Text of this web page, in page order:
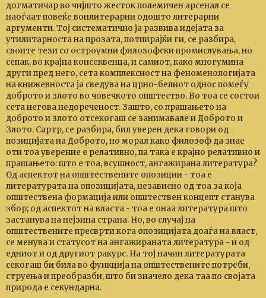
догматичар во чијшто жесток полемичен арсенал се
наоѓаат повеќе вонлитерарни одошто литерарни
аргументи. Тој систематично ја развива идејата за
утилитарноста на прозата, потпирајќи ги, се разбира,
своите тези со остроумни филозофски промислувања, но
сепак, во крајна консеквенца, и самиот, како многумина
други пред него, сета комплексност на феноменологијата
на книжевноста ја сведува на црно-белиот однос помеѓу
доброто и злото во човечкото општество. Во тоа се состои
сета негова недореченост. Зашто, со прашањето на
доброто и злото отсекогаш се занимавале и Доброто и
Злото. Сартр, се разбира, бил уверен дека говори од
позицијата на Доброто, но морал како филозоф да знае
оти тоа уверение е релативно, па така е крајно релативно и
прашањето: што е тоа, всушност, ангажирана литература?
Од аспектот на општествените опозиции - тоа е
литературата на опозицијата, независно од тоа за која
општествена формација или општествен концепт станува
збор; од аспектот на власта - тоа е онаа литература што
застанува на нејзина страна. Но, во случај на
општествените пресврти кога опозицијата доаѓа на власт,
се менува и статусот на ангажираната литература - и од
едниот и од другиот ракурс. На тој начин литературата
секогаш би била во функција на општествените потреби,
струења и преобразби, што би значело дека таа по својата
природа е секундарна.